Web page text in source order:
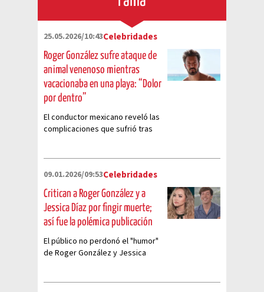
25.05.2026/10:43Celebridades
Roger González sufre ataque de
animal venenoso mientras
vacacionaba en una playa: “Dolor
por dentro”
El conductor mexicano reveló las
complicaciones que sufrió tras
09.01.2026/09:53Celebridades
Critican a Roger González y a
Jessica Díaz por fingir muerte;
así fue la polémica publicación
El público no perdonó el "humor"
de Roger González y Jessica